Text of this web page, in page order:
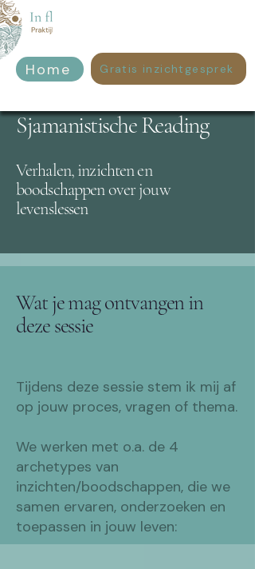
Home Gratis inzichtgesprek
Sjamanistische Reading
Verhalen, inzichten en
boodschappen over jouw
levenslessen
Wat je mag ontvangen in
deze sessie
Tijdens deze sessie stem ik mij af
op jouw proces, vragen of thema.
We werken met o.a. de 4
archetypes van
inzichten/boodschappen, die we
samen ervaren, onderzoeken en
toepassen in jouw leven: